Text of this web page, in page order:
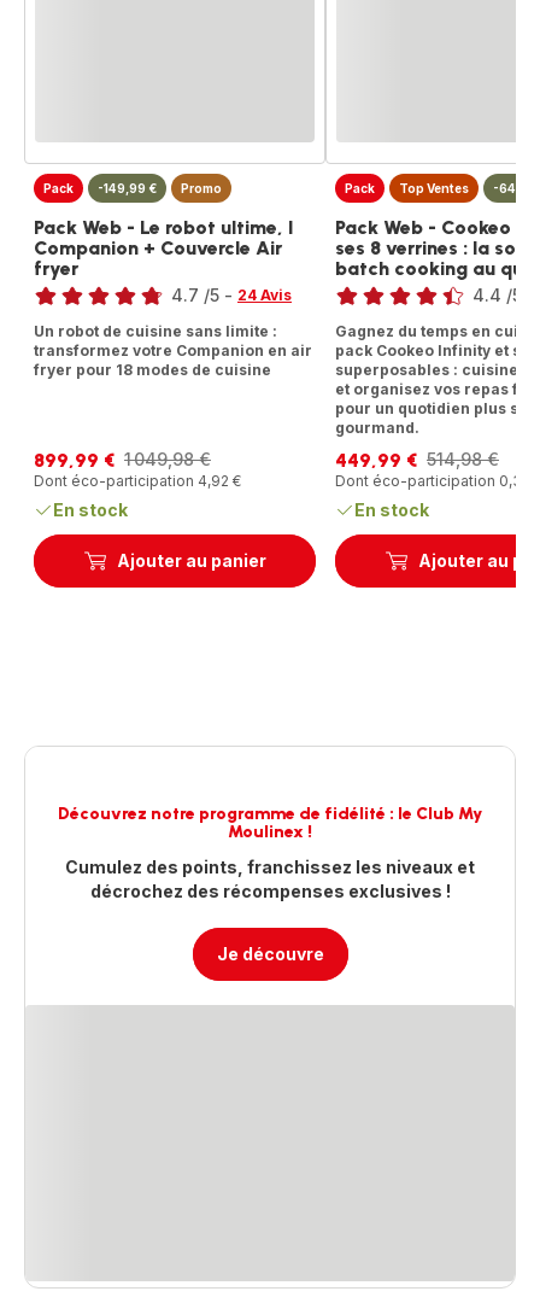
Ajouter au panier
Pack -149,99 € Promo
Pack Web - Le robot ultime, I
Companion + Couvercle Air
fryer
Note
4.7 /5 - 24 Avis
Un robot de cuisine sans limite :
transformez votre Companion en air
fryer pour 18 modes de cuisine
Prix
avec
réduction
899,99 €
Prix
initial
1 049,98 €
Dont éco-participation 4,92 €
En stock
Ajouter au
Pack Top Ventes -64,99
Pack Web - Cookeo
ses 8 verrines : la
batch cooking au
Note
4.4 /5
Gagnez du temps en
pack Cookeo Infinity et
superposables : cuisinez,
et organisez vos repas
pour un quotidien plus
gourmand.
Prix
avec
réduction
449,99 €
Prix
initial
514,98 €
Dont éco-participation 0,36
En stock
Découvrez notre programme de fidélité : le Club My
Moulinex !
Cumulez des points, franchissez les niveaux et
décrochez des récompenses exclusives !
Je découvre